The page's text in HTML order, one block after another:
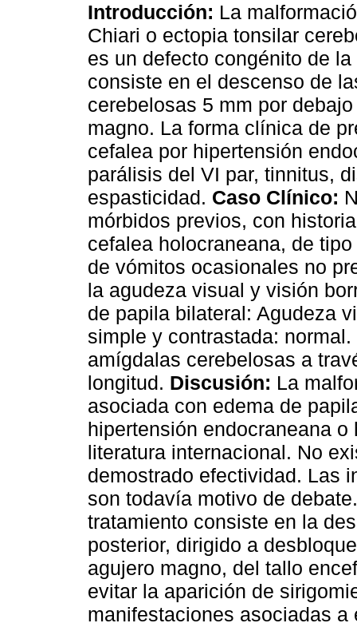
Introducción: La
Chiari o ectopia tonsilar
es un defecto congénito de
consiste en el descenso de
cerebelosas 5 mm por
magno. La forma clínica de
cefalea por hipertensión
parálisis del VI par, tinnitus,
espasticidad. Caso Clínico:
mórbidos previos, con
cefalea holocraneana, de
de vómitos ocasionales no
la agudeza visual y visión
de papila bilateral: Agudeza
simple y contrastada:
amígdalas cerebelosas a
longitud. Discusión: La
asociada con edema de
hipertensión endocraneana
literatura internacional. No
demos­trado efectividad. Las
son todavía motivo de
tratamiento consiste en la
posterior, dirigido a
agujero magno, del tallo
evitar la aparición de
manifestaciones asociadas a